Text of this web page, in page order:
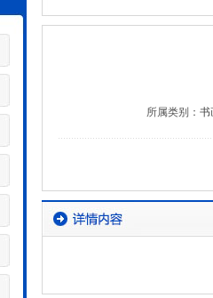
所属类别： 书